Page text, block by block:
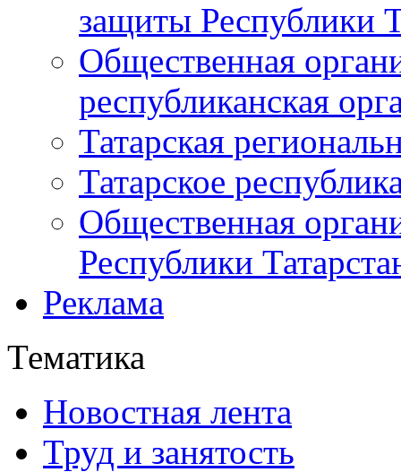
защиты Республики
Общественная
республиканская
Татарская
Татарское
Общественная
Республики
Реклама
Тематика
Новостная лента
Труд и занятость